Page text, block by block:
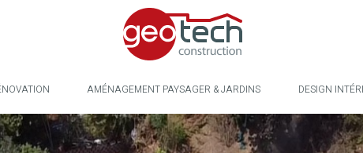
AMÉNAGEMENT PAYSAGER & JARDINS DESIGN